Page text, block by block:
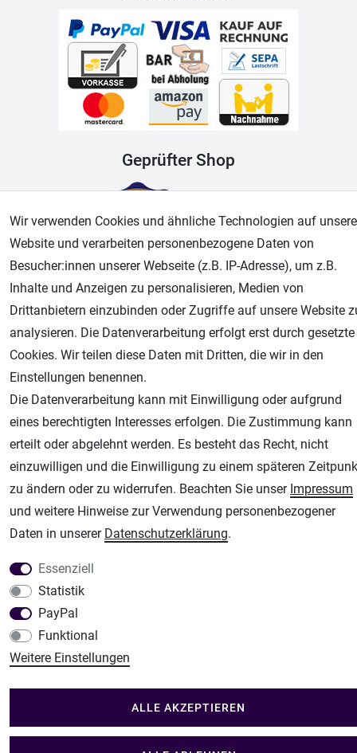
Geprüfter Shop
AGB Widerrufsrecht Datenschutz Impressum
Unsere weiteren Shops:
Airbrush-City
Modellbau-City
Modellbau Shop
Plotter-City
Schneideplotter, Transferpressen, Siebdruck und Plotterfolien
Küchen Zubehör - Haus/Garten - Tierbedarf
Wir verwenden Cookies und ähnliche Technologien auf
Website und verarbeiten personenbezogene Daten von
Besucher:innen unserer Webseite (z.B. IP-Adresse), um z.B.
Inhalte und Anzeigen zu personalisieren, Medien von
Drittanbietern einzubinden oder Zugriffe auf unsere Website
analysieren. Die Datenverarbeitung erfolgt erst durch gesetzte
Cookies. Wir teilen diese Daten mit Dritten, die wir in den
Einstellungen benennen.
Die Datenverarbeitung kann mit Einwilligung oder aufgrund
eines berechtigten Interesses erfolgen. Die Zustimmung kann
erteilt oder abgelehnt werden. Es besteht das Recht, nicht
einzuwilligen und die Einwilligung zu einem späteren
zu ändern oder zu widerrufen. Beachten Sie unser Impressum
und weitere Hinweise zur Verwendung personenbezogener
Daten in unserer Daten­schutz­erklärung.
Essenziell
Statistik
PayPal
Funktional
Weitere Einstellungen
ALLE AKZEPTIEREN